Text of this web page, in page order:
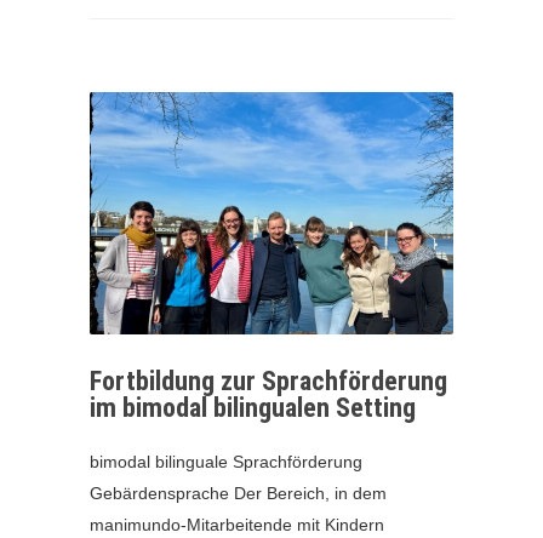
Fortbildung zur Sprachförderung
im bimodal bilingualen Setting
bimodal bilinguale Sprachförderung
Gebärdensprache Der Bereich, in dem
manimundo-Mitarbeitende mit Kindern